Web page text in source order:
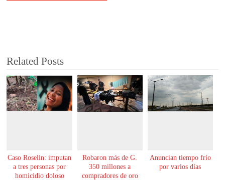
Related Posts
Caso Roselin: imputan
a tres personas por
homicidio doloso
Robaron más de G.
350 millones a
compradores de oro
Anuncian tiempo frío
por varios días